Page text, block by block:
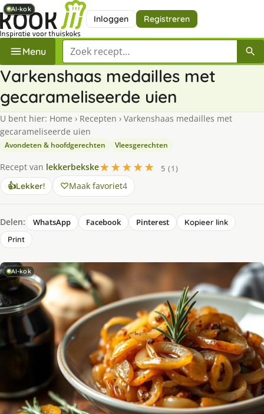
Inloggen Registreren
Menu Zoek een recept
Varkenshaas medailles met
gecarameliseerde uien
U bent hier: Home › Recepten › Varkenshaas medailles met
gecarameliseerde uien
Avondeten & hoofdgerechten Vleesgerechten
Recept van lekkerbekske★★★★★
5 (1)
👍Lekker! Maak favoriet4
Delen: WhatsApp Facebook Pinterest
Kopieer link
Print
AI-kok
AI-kok
AI-kok
AI-kok
AI-kok
AI-kok
AI-kok
AI-kok